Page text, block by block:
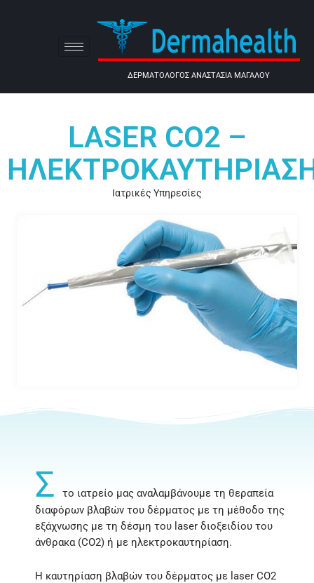
ΔΕΡΜΑΤΟΛΟΓΟΣ ΑΝΑΣΤΑΣΙΑ ΜΑΓΑΛΟΥ
LASER CO2 –
Ιατρικές Υπηρεσίες
Σ
το ιατρείο μας αναλαμβάνουμε τη θεραπεία
διαφόρων βλαβών του δέρματος με τη μέθοδο της
εξάχνωσης με τη δέσμη του laser διοξειδίου του
άνθρακα (CO2) ή με ηλεκτροκαυτηρίαση.
Η καυτηρίαση βλαβών του δέρματος με laser CO2